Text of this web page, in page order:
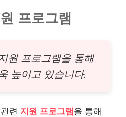
프로그램
원 프로그램을 통해
높이고 있습니다.
련 지원 프로그램 을 통해